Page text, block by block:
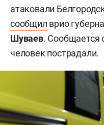
атаковали
сообщил врио
Шуваев. Сообщается
человек пострадали.